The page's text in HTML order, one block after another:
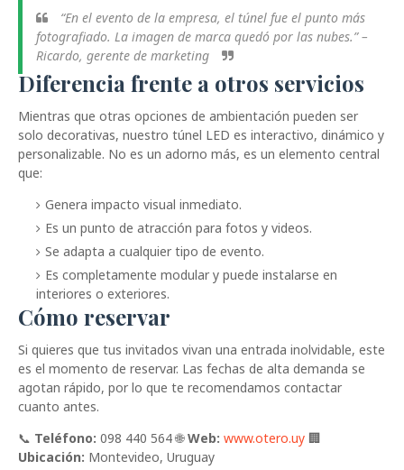
“En el evento de la empresa, el túnel fue el punto más
fotografiado. La imagen de marca quedó por las nubes.” –
Ricardo, gerente de marketing
Diferencia frente a otros servicios
Mientras que otras opciones de ambientación pueden ser
solo decorativas, nuestro túnel LED es interactivo, dinámico y
personalizable. No es un adorno más, es un elemento central
que:
Genera impacto visual inmediato.
Es un punto de atracción para fotos y videos.
Se adapta a cualquier tipo de evento.
Es completamente modular y puede instalarse en
interiores o exteriores.
Cómo reservar
Si quieres que tus invitados vivan una entrada inolvidable, este
es el momento de reservar. Las fechas de alta demanda se
agotan rápido, por lo que te recomendamos contactar
cuanto antes.
📞 Teléfono: 098 440 564 🌐Web: www.otero.uy 🏢
Ubicación: Montevideo, Uruguay